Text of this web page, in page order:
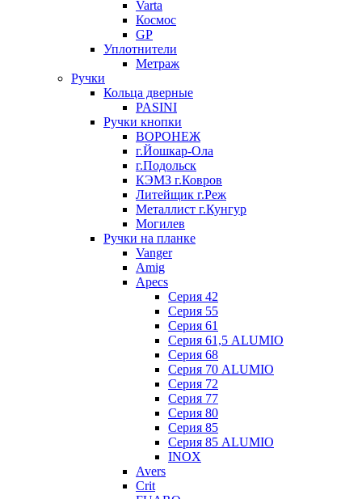
Varta
Космос
GP
Уплотнители
Метраж
Ручки
Кольца дверные
PASINI
Ручки кнопки
ВОРОНЕЖ
г.Йошкар-Ола
г.Подольск
КЭМЗ г.Ковров
Литейщик г.Реж
Металлист г.Кунгур
Могилев
Ручки на планке
Vanger
Amig
Apecs
Серия 42
Серия 55
Серия 61
Серия 61,5 ALUMIO
Серия 68
Серия 70 ALUMIO
Серия 72
Серия 77
Серия 80
Серия 85
Серия 85 ALUMIO
INOX
Avers
Crit